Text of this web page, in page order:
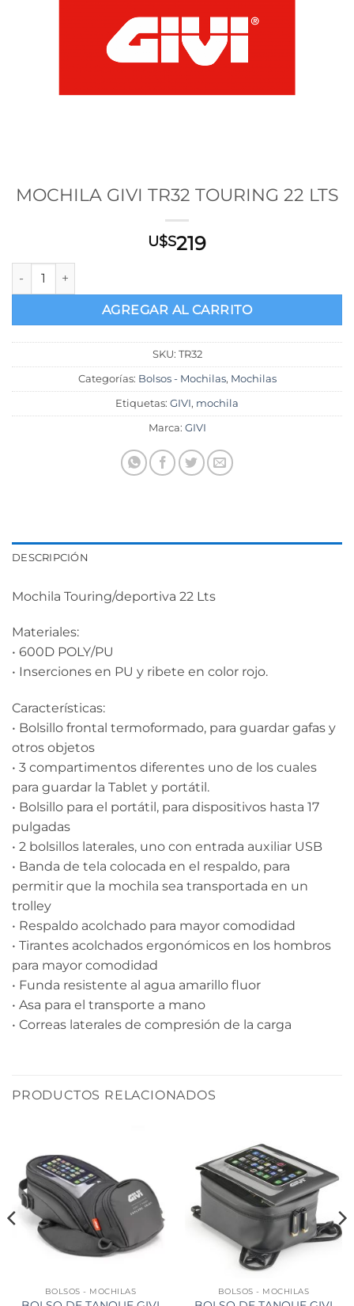
MOCHILA GIVI TR32 TOURING 22 LTS
U$S219
MOCHILA GIVI TR32 TOURING 22 LTS cantidad
AGREGAR AL CARRITO
SKU: TR32
Categorías: Bolsos - Mochilas, Mochilas
Etiquetas: GIVI, mochila
Marca: GIVI
DESCRIPCIÓN
Mochila Touring/deportiva 22 Lts
Materiales:
• 600D POLY/PU
• Inserciones en PU y ribete en color rojo.
Características:
• Bolsillo frontal termoformado, para guardar gafas y
otros objetos
• 3 compartimentos diferentes uno de los cuales
para guardar la Tablet y portátil.
• Bolsillo para el portátil, para dispositivos hasta 17
pulgadas
• 2 bolsillos laterales, uno con entrada auxiliar USB
• Banda de tela colocada en el respaldo, para
permitir que la mochila sea transportada en un
trolley
• Respaldo acolchado para mayor comodidad
• Tirantes acolchados ergonómicos en los hombros
para mayor comodidad
• Funda resistente al agua amarillo fluor
• Asa para el transporte a mano
• Correas laterales de compresión de la carga
PRODUCTOS RELACIONADOS
BOLSOS - MOCHILAS BOLSOS - MOCHILAS